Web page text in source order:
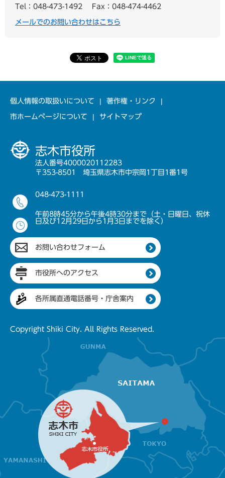
Tel：048-473-1492
Fax：048-474-4462
メールでのお問い合わせはこちら
個人情報の取扱いについて 著作権・リンク
市ホームページについて サイトマップ
志木市役所
法人番号4000020112283
〒353-8501 埼玉県志木市中宗岡1丁目1番1号
048-473-1111
午前8時45分から午後4時30分まで（土・日曜日、祝休
日及び12月29日から1月3日までを除く）
お問い合わせフォーム
市役所へのアクセス
各所属直通電話番号・庁舎案内
Copyright Shiki City. All Rights Reserved.